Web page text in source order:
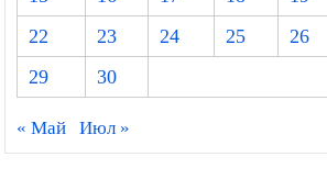
22
23 24 25 26
29
30
« Май Июл »